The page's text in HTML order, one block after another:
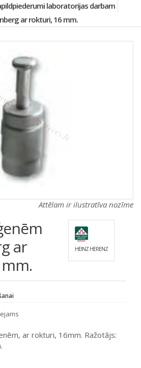
e
v
laboratorijas darbam
ar rokturi, 16 mm.
Attēlam ir ilustratīva nozīme
ar
HEINZ HERENZ
ar rokturi, 16mm. Ražotājs: